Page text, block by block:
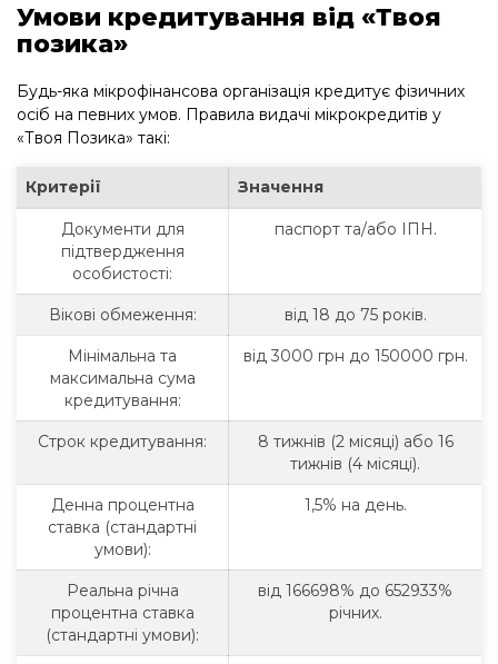
Умови кредитування від «Твоя
позика»
Будь-яка мікрофінансова організація кредитує фізичних
осіб на певних умов. Правила видачі мікрокредитів у
«Твоя Позика» такі:
Критерії Значення
Документи для
підтвердження
особистості:
паспорт та/або ІПН.
Вікові обмеження: від 18 до 75 років.
Мінімальна та
максимальна сума
кредитування:
від 3000 грн до 150000 грн.
Строк кредитування:
8 тижнів (2 місяці) або 16
тижнів (4 місяці).
Денна процентна
ставка (стандартні
умови):
1,5% на день.
Реальна річна
процентна ставка
(стандартні умови):
від 166698% до 652933%
річних.